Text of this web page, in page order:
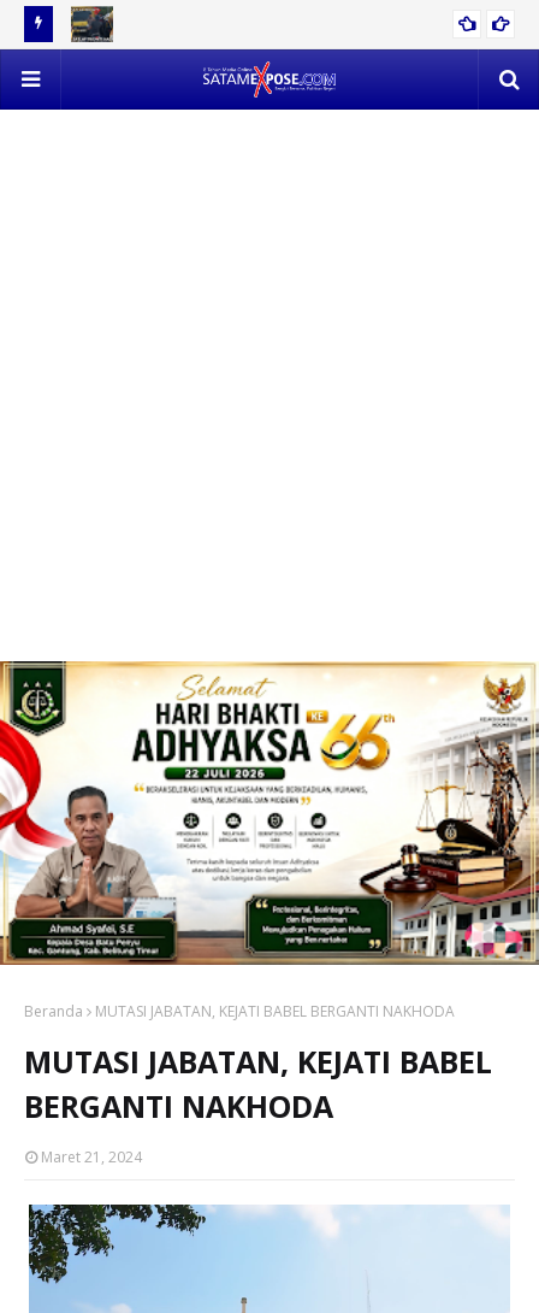
TON
EVAKUASI 53 TON TIMAH MENDAPAT PERLAWANAN SENGIT,
POLISI VS SATLAP TRICAKTI
Beranda MUTASI JABATAN, KEJATI BABEL BERGANTI NAKHODA
MUTASI JABATAN, KEJATI BABEL
BERGANTI NAKHODA
Maret 21, 2024